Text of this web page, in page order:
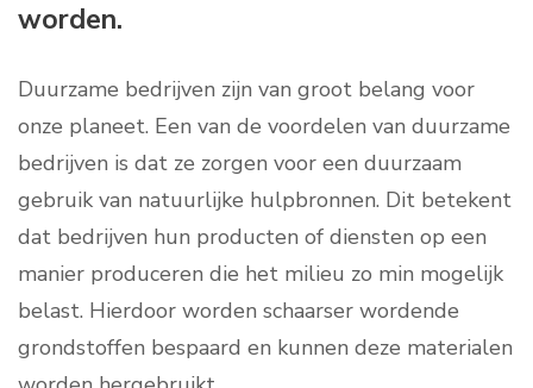
worden.
Duurzame bedrijven zijn van groot belang voor
onze planeet. Een van de voordelen van duurzame
bedrijven is dat ze zorgen voor een duurzaam
gebruik van natuurlijke hulpbronnen. Dit betekent
dat bedrijven hun producten of diensten op een
manier produceren die het milieu zo min mogelijk
belast. Hierdoor worden schaarser wordende
grondstoffen bespaard en kunnen deze materialen